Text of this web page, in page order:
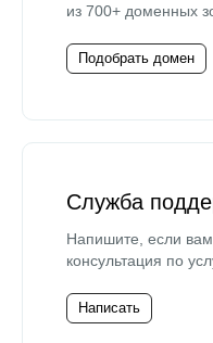
из 700+ доменных
Подобрать домен
Служба
Напишите, если
консультация по
Написать